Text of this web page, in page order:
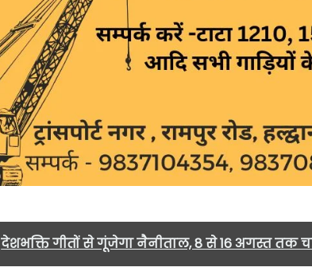
देशभक्ति गीतों से गूंजेगा नैनीताल, 8 से 16 अगस्त तक